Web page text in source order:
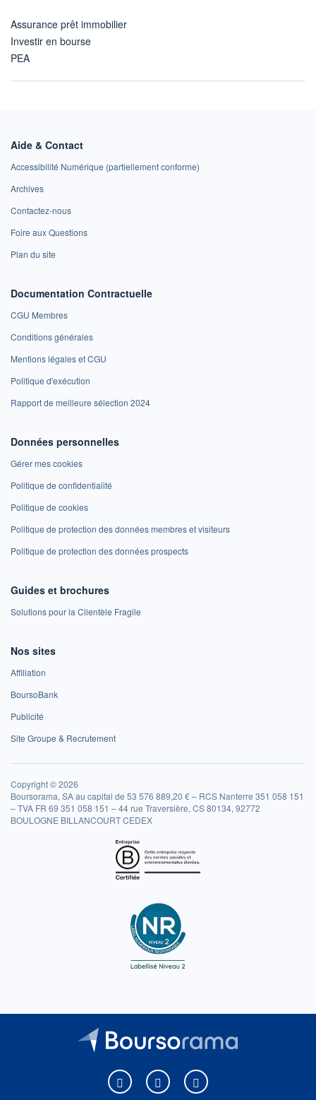
Assurance prêt immobilier
Investir en bourse
PEA
Aide & Contact
Accessibilité Numérique (partiellement conforme)
Archives
Contactez-nous
Foire aux Questions
Plan du site
Documentation Contractuelle
CGU Membres
Conditions générales
Mentions légales et CGU
Politique d'exécution
Rapport de meilleure sélection 2024
Données personnelles
Gérer mes cookies
Politique de confidentialité
Politique de cookies
Politique de protection des données membres et visiteurs
Politique de protection des données prospects
Guides et brochures
Solutions pour la Clientèle Fragile
Nos sites
Affiliation
BoursoBank
Publicité
Site Groupe & Recrutement
Copyright © 2026
Boursorama, SA au capital de 53 576 889,20 € – RCS Nanterre 351 058 151
– TVA FR 69 351 058 151 – 44 rue Traversière, CS 80134, 92772
BOULOGNE BILLANCOURT CEDEX
Boursorama sur Facebook
Boursorama sur XBoursorama sur